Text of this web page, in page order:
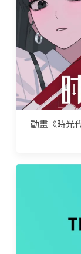
動畫《時光